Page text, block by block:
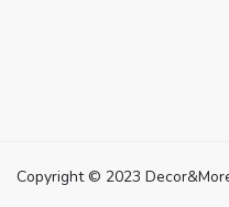
Copyright © 2023